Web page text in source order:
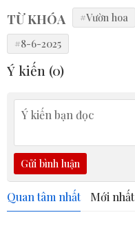
TỪ KHÓA #Vườn hoa
#8-6-2025
Ý kiến (0)
Gửi bình luận
Quan tâm nhất Mới nhất